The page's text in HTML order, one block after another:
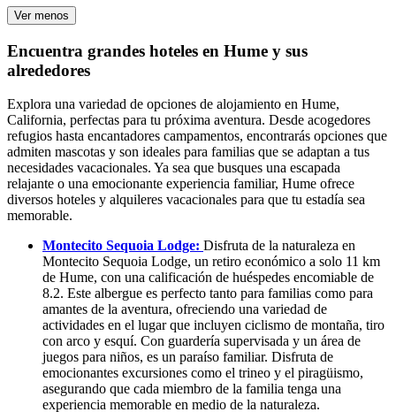
Ver menos
Encuentra grandes hoteles en Hume y sus
alrededores
Explora una variedad de opciones de alojamiento en Hume,
California, perfectas para tu próxima aventura. Desde acogedores
refugios hasta encantadores campamentos, encontrarás opciones que
admiten mascotas y son ideales para familias que se adaptan a tus
necesidades vacacionales. Ya sea que busques una escapada
relajante o una emocionante experiencia familiar, Hume ofrece
diversos hoteles y alquileres vacacionales para que tu estadía sea
memorable.
Montecito Sequoia Lodge: Disfruta de la naturaleza en
Montecito Sequoia Lodge, un retiro económico a solo 11 km
de Hume, con una calificación de huéspedes encomiable de
8.2. Este albergue es perfecto tanto para familias como para
amantes de la aventura, ofreciendo una variedad de
actividades en el lugar que incluyen ciclismo de montaña, tiro
con arco y esquí. Con guardería supervisada y un área de
juegos para niños, es un paraíso familiar. Disfruta de
emocionantes excursiones como el trineo y el piragüismo,
asegurando que cada miembro de la familia tenga una
experiencia memorable en medio de la naturaleza.